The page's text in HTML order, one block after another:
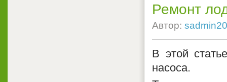
Ремонт
Автор:
В этой
насоса.